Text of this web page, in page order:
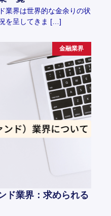
業界は世界的な金余りの状
を呈してきま […]
金融業界
ド業界：求められる